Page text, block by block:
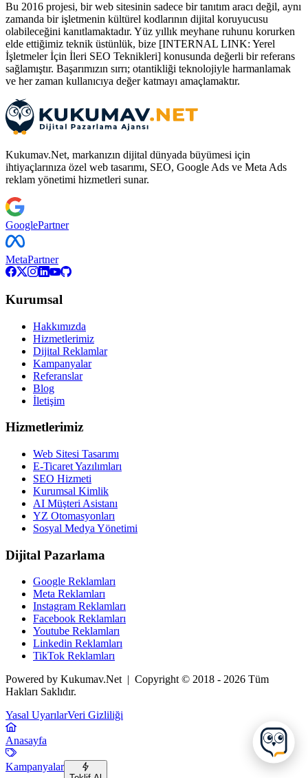
Bu 2016 projesi, bir web sitesinin sadece bir tanıtım aracı değil, aynı
zamanda bir işletmenin kültürel kodlarının dijital koruyucusu
olabileceğini kanıtlamaktadır. Yüz yıllık meyhane ruhunu korurken
elde ettiğimiz teknik üstünlük, bize [INTERNAL LINK: Yerel
İşletmeler İçin İleri SEO Teknikleri] konusunda değerli bir referans
sağlamıştır. Başarımızın sırrı; otantikliği teknolojiyle harmanlamak
ve her zaman kullanıcıya değer katmayı amaçlamaktır.
Kukumav.Net, markanızın dijital dünyada büyümesi için
ihtiyaçlarınıza özel web tasarımı, SEO, Google Ads ve Meta Ads
reklam yönetimi hizmetleri sunar.
GooglePartner
MetaPartner
Kurumsal
Hakkımızda
Hizmetlerimiz
Dijital Reklamlar
Kampanyalar
Referanslar
Blog
İletişim
Hizmetlerimiz
Web Sitesi Tasarımı
E-Ticaret Yazılımları
SEO Hizmeti
Kurumsal Kimlik
AI Müşteri Asistanı
YZ Otomasyonları
Sosyal Medya Yönetimi
Dijital Pazarlama
Google Reklamları
Meta Reklamları
Instagram Reklamları
Facebook Reklamları
Youtube Reklamları
Linkedin Reklamları
TikTok Reklamları
Powered by Kukumav.Net | Copyright © 2018 - 2026 Tüm
Hakları Saklıdır.
Yasal UyarılarVeri Gizliliği
Anasayfa
Kampanyalar